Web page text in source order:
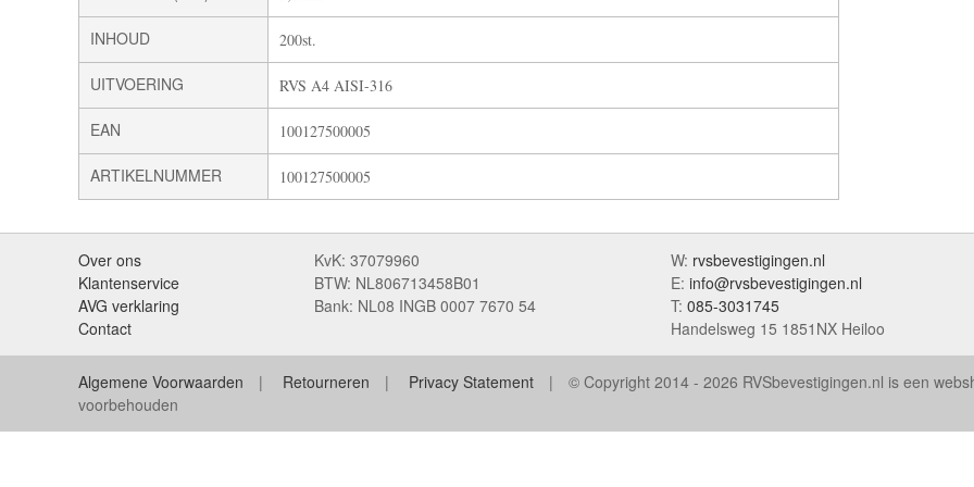
INHOUD 200st.
UITVOERING RVS A4 AISI-316
EAN 100127500005
ARTIKELNUMMER 100127500005
Over ons
Klantenservice
AVG verklaring
Contact
KvK: 37079960
BTW: NL806713458B01
Bank: NL08 INGB 0007 7670 54
W: rvsbevestigingen.nl
E: info@rvsbevestigingen.nl
T: 085-3031745
Handelsweg 15 1851NX Heiloo
Algemene Voorwaarden Retourneren Privacy Statement © Copyright 2014 - 2026 RVSbevestigingen.nl is een
voorbehouden